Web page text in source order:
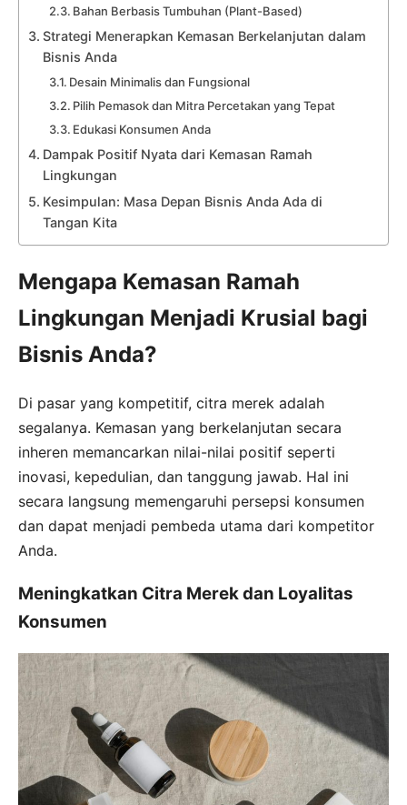
Bahan Berbasis Tumbuhan (Plant-Based)
Strategi Menerapkan Kemasan Berkelanjutan dalam
Bisnis Anda
Desain Minimalis dan Fungsional
Pilih Pemasok dan Mitra Percetakan yang Tepat
Edukasi Konsumen Anda
Dampak Positif Nyata dari Kemasan Ramah
Lingkungan
Kesimpulan: Masa Depan Bisnis Anda Ada di
Tangan Kita
Mengapa Kemasan Ramah
Lingkungan Menjadi Krusial bagi
Bisnis Anda?
Di pasar yang kompetitif, citra merek adalah
segalanya. Kemasan yang berkelanjutan secara
inheren memancarkan nilai-nilai positif seperti
inovasi, kepedulian, dan tanggung jawab. Hal ini
secara langsung memengaruhi persepsi konsumen
dan dapat menjadi pembeda utama dari kompetitor
Anda.
Meningkatkan Citra Merek dan Loyalitas
Konsumen